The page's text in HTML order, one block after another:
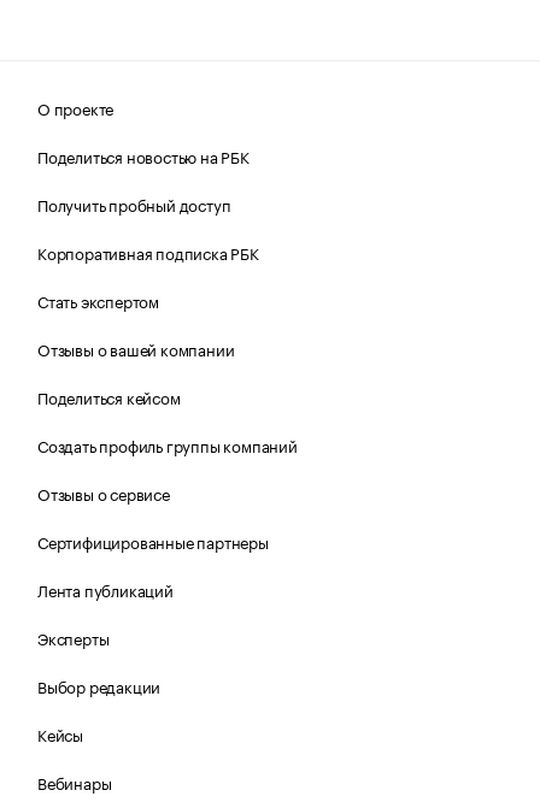
О проекте
Поделиться новостью на РБК
Получить пробный доступ
Корпоративная подписка РБК
Стать экспертом
Отзывы о вашей компании
Поделиться кейсом
Создать профиль группы компаний
Отзывы о сервисе
Сертифицированные партнеры
Лента публикаций
Эксперты
Выбор редакции
Кейсы
Вебинары